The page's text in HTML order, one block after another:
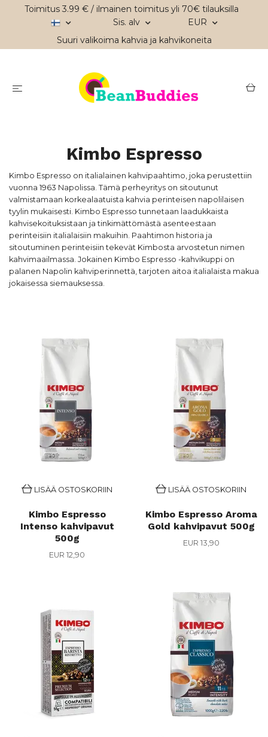
Toimitus 3.99 € / ilmainen toimitus yli 70€ tilauksilla
Sis. alv
EUR
Suuri valikoima kahvia ja kahvikoneita
Kimbo Espresso
Kimbo Espresso on italialainen kahvipaahtimo, joka perustettiin
vuonna 1963 Napolissa. Tämä perheyritys on sitoutunut
valmistamaan korkealaatuista kahvia perinteisen napolilaisen
tyylin mukaisesti. Kimbo Espresso tunnetaan laadukkaista
kahvisekoituksistaan ja tinkimättömästä asenteestaan
perinteisiin italialaisiin makuihin. Paahtimon historia ja
sitoutuminen perinteisiin tekevät Kimbosta arvostetun nimen
kahvimaailmassa. Jokainen Kimbo Espresso -kahvikuppi on
palanen Napolin kahviperinnettä, tarjoten aitoa italialaista makua
jokaisessa siemauksessa.
LISÄÄ OSTOSKORIIN
Kimbo Espresso
Intenso kahvipavut
500g
EUR 12,90
LISÄÄ OSTOSKORIIN
Kimbo Espresso Aroma
Gold kahvipavut 500g
EUR 13,90